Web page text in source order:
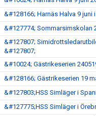
&#128166; Harnäs Halva 9 juni
&#127774; Sommarsimskolan
&#127807;
&#127807;
&#10024; Gästrikeserien
&#128166; Gästrikeserien 19
&#127803;HSS Simläger i
&#127775;HSS Simläger i